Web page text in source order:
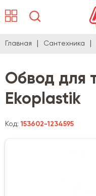
Главная Сантехника
Обвод для
Ekoplastik
Код:153602-1234595